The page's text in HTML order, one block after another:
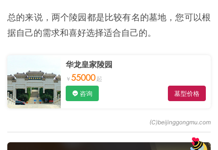
总的来说，两个陵园都是比较有名的墓地，您可以根
据自己的需求和喜好选择适合自己的。
华龙皇家陵园
55000
咨询 墓型价格